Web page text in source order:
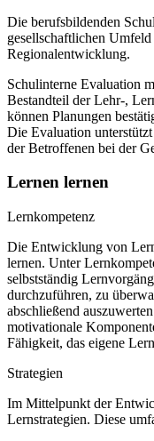
Die berufsbildenden
gesellschaftlichen
Regionalentwicklung.
Schulinterne Evaluation
Bestandteil der Lehr-,
können Planungen
Die Evaluation
der Betroffenen bei der
Lernen lernen
Lernkompetenz
Die Entwicklung von
lernen. Unter
selbstständig
durchzuführen, zu
abschließend
motivationale
Fähigkeit, das eigene
Strategien
Im Mittelpunkt der
Lernstrategien. Diese